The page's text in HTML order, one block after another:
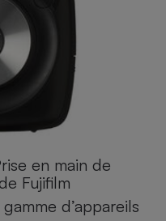
en main de
Fujifilm
d’appareils